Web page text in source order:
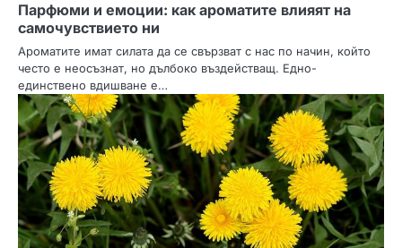
Парфюми и емоции: как ароматите влияят на
самочувствието ни
Ароматите имат силата да се свързват с нас по начин, който
често е неосъзнат, но дълбоко въздействащ. Едно-
единствено вдишване е…